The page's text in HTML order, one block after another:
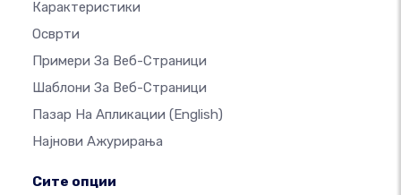
Карактеристики
Осврти
Примери За Веб-Страници
Шаблони За Веб-Страници
Пазар На Апликации (English)
Најнови Ажурирања
Сите опции